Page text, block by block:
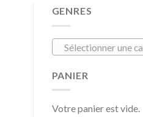
GENRES
PANIER
Votre panier est vide.